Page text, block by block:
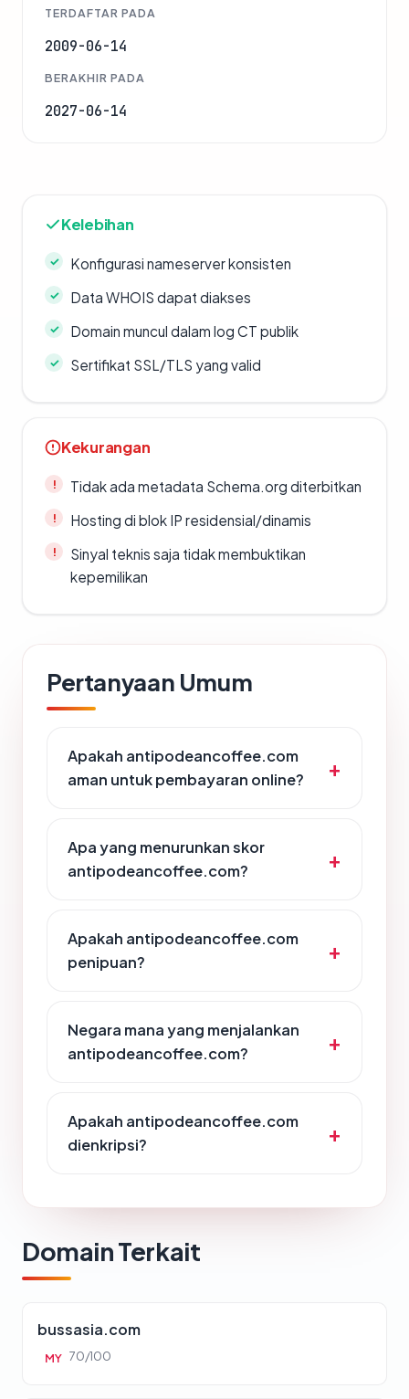
TERDAFTAR PADA
2009-06-14
BERAKHIR PADA
2027-06-14
Kelebihan
Konfigurasi nameserver konsisten
Data WHOIS dapat diakses
Domain muncul dalam log CT publik
Sertifikat SSL/TLS yang valid
Kekurangan
Tidak ada metadata Schema.org diterbitkan
Hosting di blok IP residensial/dinamis
Sinyal teknis saja tidak membuktikan
kepemilikan
Pertanyaan Umum
Apakah antipodeancoffee.com
aman untuk pembayaran online?
Apa yang menurunkan skor
antipodeancoffee.com?
Apakah antipodeancoffee.com
penipuan?
Negara mana yang menjalankan
antipodeancoffee.com?
Apakah antipodeancoffee.com
dienkripsi?
Domain Terkait
bussasia.com
MY 70/100